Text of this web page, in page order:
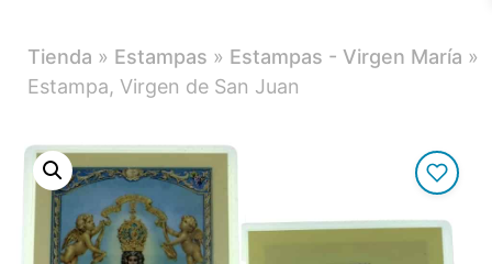
Tienda » Estampas » Estampas - Virgen María »
Estampa, Virgen de San Juan